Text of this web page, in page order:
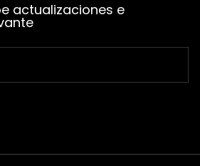
actualizaciones e